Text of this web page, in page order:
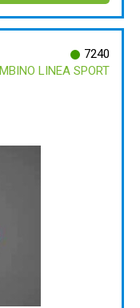
7240
LINEA SPORT